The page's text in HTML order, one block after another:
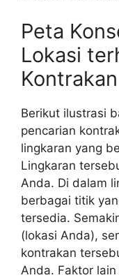
Peta
Lokasi
Kontrakan
Berikut ilustrasi
pencarian
lingkaran yang
Lingkaran
Anda. Di dalam
berbagai titik
tersedia.
(lokasi Anda),
kontrakan
Anda. Faktor